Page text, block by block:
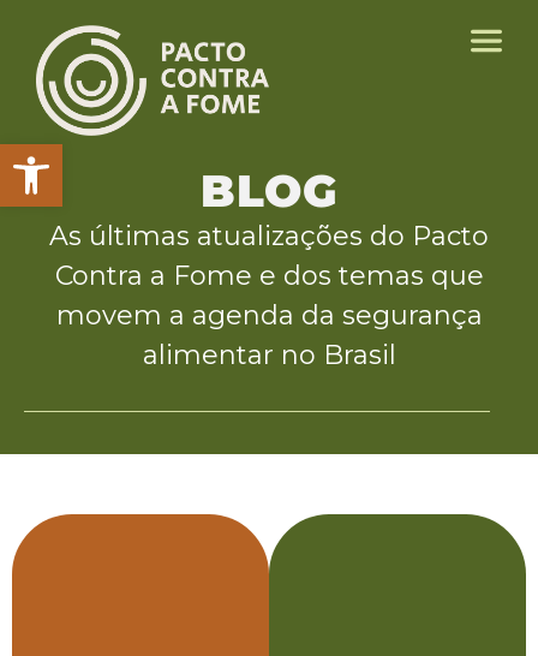
Abrir a barra de ferramentas
BLOG
As últimas atualizações do Pacto
Contra a Fome e dos temas que
movem a agenda da segurança
alimentar no Brasil